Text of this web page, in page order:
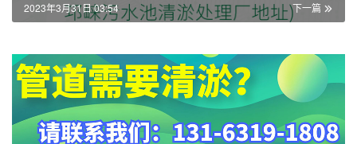
下一篇
2023年3月31日 03:54